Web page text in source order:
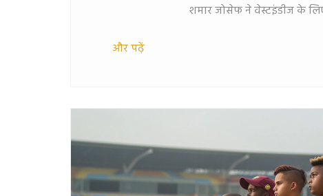
शमार जोसेफ ने वेस्टइंडीज के
और पढ़ें